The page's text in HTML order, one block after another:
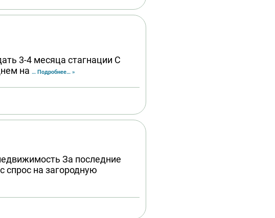
3-4 месяца стагнации С
на … Подробнее… »
За последние
спрос на загородную